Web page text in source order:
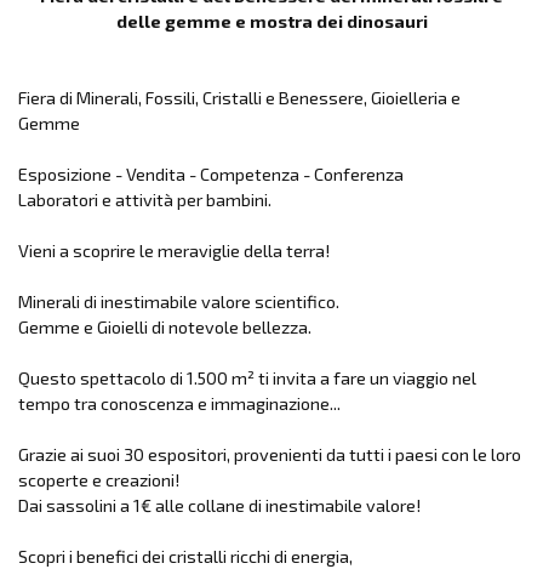
delle gemme e mostra dei dinosauri
Fiera di Minerali, Fossili, Cristalli e Benessere, Gioielleria e
Gemme
Esposizione - Vendita - Competenza - Conferenza
Laboratori e attività per bambini.
Vieni a scoprire le meraviglie della terra!
Minerali di inestimabile valore scientifico.
Gemme e Gioielli di notevole bellezza.
Questo spettacolo di 1.500 m² ti invita a fare un viaggio nel
tempo tra conoscenza e immaginazione...
Grazie ai suoi 30 espositori, provenienti da tutti i paesi con le loro
scoperte e creazioni!
Dai sassolini a 1€ alle collane di inestimabile valore!
Scopri i benefici dei cristalli ricchi di energia,